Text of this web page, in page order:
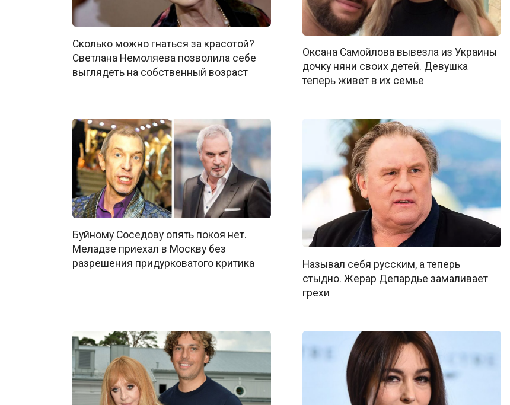
Сколько можно гнаться за красотой?
Светлана Немоляева позволила себе
выглядеть на собственный возраст
Оксана Самойлова вывезла из Украины
дочку няни своих детей. Девушка
теперь живет в их семье
Буйному Соседову опять покоя нет.
Меладзе приехал в Москву без
разрешения придурковатого критика
Называл себя русским, а теперь
стыдно. Жерар Депардье замаливает
грехи